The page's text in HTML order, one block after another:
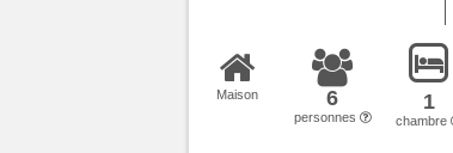
Maison 6
personnes
1
chambre